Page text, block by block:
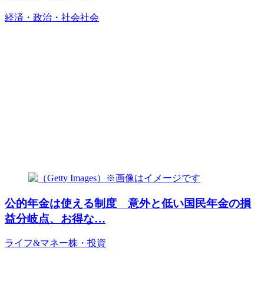
経済・政治・社会社会
公的年金は使える制度 意外と低い国民年金の損
益分岐点、お得な…
ライフ&マネー株・投資